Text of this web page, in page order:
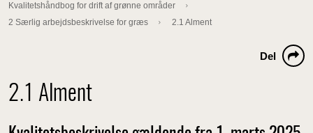
Kvalitetshåndbog for drift af grønne områder
2 Særlig arbejdsbeskrivelse for græs
2.1 Alment
2.1 Alment
Del